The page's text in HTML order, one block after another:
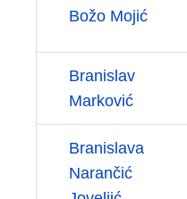
Božo Mojić
Branislav
Marković
Branislava
Narančić